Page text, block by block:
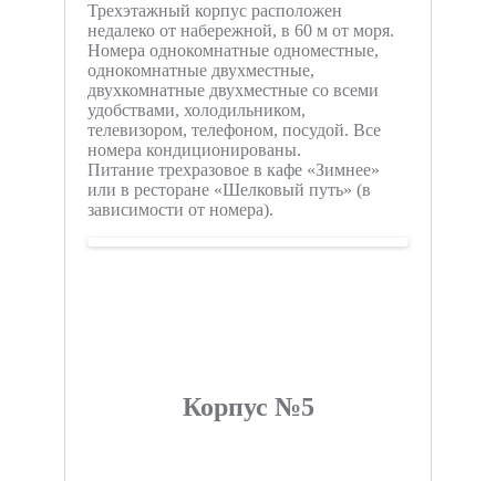
Трехэтажный корпус расположен
недалеко от набережной, в 60 м от моря.
Номера однокомнатные одноместные,
однокомнатные двухместные,
двухкомнатные двухместные со всеми
удобствами, холодильником,
телевизором, телефоном, посудой. Все
номера кондиционированы.
Питание трехразовое в кафе «Зимнее»
или в ресторане «Шелковый путь» (в
зависимости от номера).
Корпус №5